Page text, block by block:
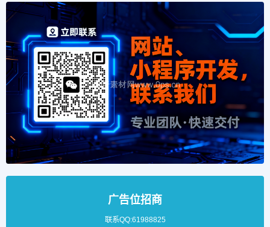
广告位招商
联系QQ:61988825